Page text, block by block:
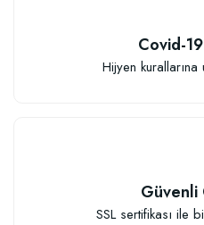
Covid-
Hijyen
Güvenli
SSL sertifikası ile